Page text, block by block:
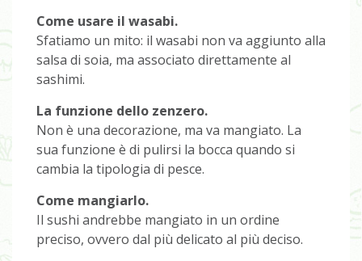
Come usare il wasabi.
Sfatiamo un mito: il wasabi non va aggiunto alla
salsa di soia, ma associato direttamente al
sashimi.
La funzione dello zenzero.
Non è una decorazione, ma va mangiato. La
sua funzione è di pulirsi la bocca quando si
cambia la tipologia di pesce.
Come mangiarlo.
Il sushi andrebbe mangiato in un ordine
preciso, ovvero dal più delicato al più deciso.